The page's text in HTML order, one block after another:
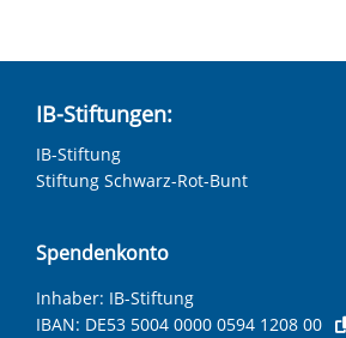
IB-Stiftungen:
IB-Stiftung
Stiftung Schwarz-Rot-Bunt
Spendenkonto
Inhaber: IB-Stiftung
IBAN: DE53 5004 0000 0594 1208 00